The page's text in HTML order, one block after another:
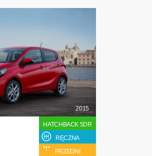
2015
HATCHBACK 5DR
RĘCZNA
PRZEDNI